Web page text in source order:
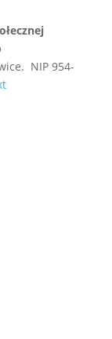
NIP 954-